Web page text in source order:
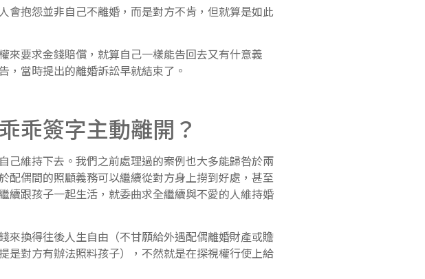
抱怨並非自己不離婚，而是對方不肯，但就算是如此
要求金錢賠償，就算自己一樣能告回去又有什意義
，當時提出的離婚訴訟早就結束了。
乖簽字主動離開？
維持下去。我們之前處理過的案例也大多能歸咎於兩
配偶間的照顧義務可以繼續從對方身上撈到好處，甚至
續跟孩子一起生活，就委曲求全繼續與不愛的人維持婚
換得往後人生自由（不甘願給外遇配偶離婚財產或贍
是對方有辦法照料孩子），不然就是在探視權行使上給